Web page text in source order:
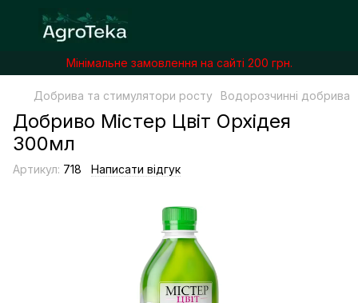
Мінімальне замовлення на сайті 200 грн.
Добрива та стимулятори росту Водорозчинні добрива
Добриво Містер Цвіт Орхідея
300мл
Артикул: 718 Написати відгук